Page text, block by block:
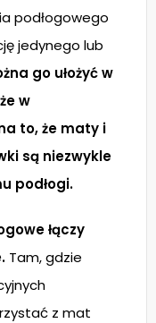
podłogowego
jedynego lub
go ułożyć w
w
to, że maty i
są niezwykle
podłogi.
łączy
Tam, gdzie
z mat